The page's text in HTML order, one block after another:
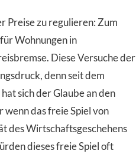
Preise zu regulieren: Zum
Wohnungen in
Diese Versuche der
denn seit dem
sich der Glaube an den
das freie Spiel von
des Wirtschaftsgeschehens
dieses freie Spiel oft